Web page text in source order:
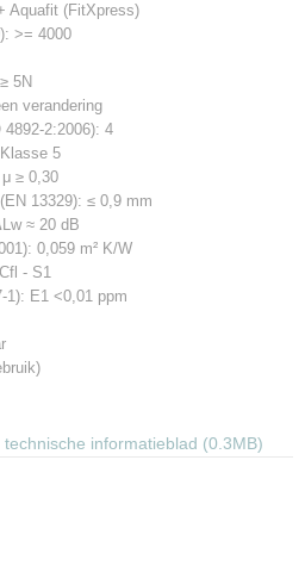
Aquafit (FitXpress)
>= 4000
5N
verandering
2:2006): 4
5
≥ 0,30
13329): ≤ 0,9 mm
≈ 20 dB
0,059 m² K/W
- S1
1): E1 <0,01 ppm
informatieblad (0.3MB)